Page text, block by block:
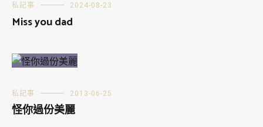
私記事 2024-08-23
Miss you dad
私記事 2013-06-25
怪你過份美麗